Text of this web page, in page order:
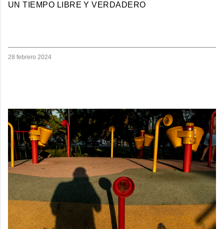
UN TIEMPO LIBRE Y VERDADERO
28 febrero 2024